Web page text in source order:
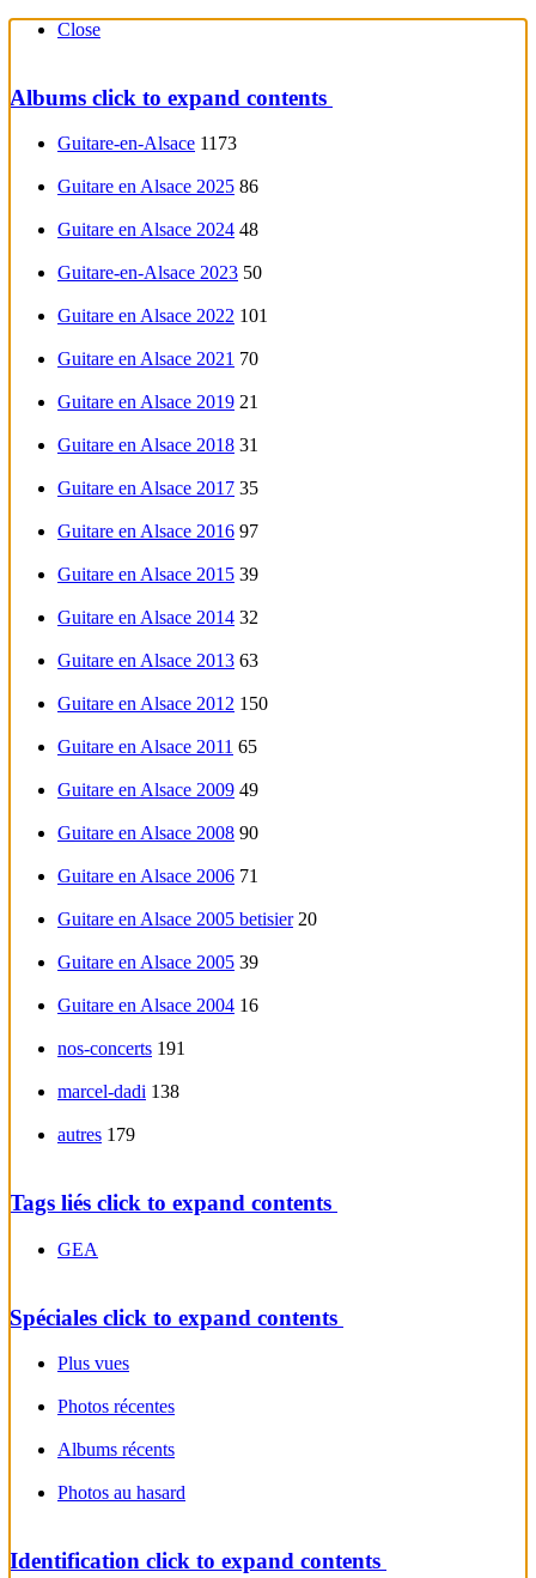
Close
Albums click to expand contents
Guitare-en-Alsace 1173
Guitare en Alsace 2025 86
Guitare en Alsace 2024 48
Guitare-en-Alsace 2023 50
Guitare en Alsace 2022 101
Guitare en Alsace 2021 70
Guitare en Alsace 2019 21
Guitare en Alsace 2018 31
Guitare en Alsace 2017 35
Guitare en Alsace 2016 97
Guitare en Alsace 2015 39
Guitare en Alsace 2014 32
Guitare en Alsace 2013 63
Guitare en Alsace 2012 150
Guitare en Alsace 2011 65
Guitare en Alsace 2009 49
Guitare en Alsace 2008 90
Guitare en Alsace 2006 71
Guitare en Alsace 2005 betisier 20
Guitare en Alsace 2005 39
Guitare en Alsace 2004 16
nos-concerts 191
marcel-dadi 138
autres 179
Tags liés click to expand contents
GEA
Spéciales click to expand contents
Plus vues
Photos récentes
Albums récents
Photos au hasard
Identification click to expand contents